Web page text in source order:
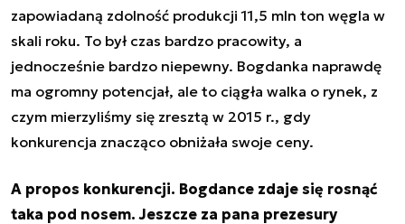
zapowiadaną zdolność produkcji 11,5 mln ton węgla w
skali roku. To był czas bardzo pracowity, a
jednocześnie bardzo niepewny. Bogdanka naprawdę
ma ogromny potencjał, ale to ciągła walka o rynek, z
czym mierzyliśmy się zresztą w 2015 r., gdy
konkurencja znacząco obniżała swoje ceny.
A propos konkurencji. Bogdance zdaje się rosnąć
taka pod nosem. Jeszcze za pana prezesury